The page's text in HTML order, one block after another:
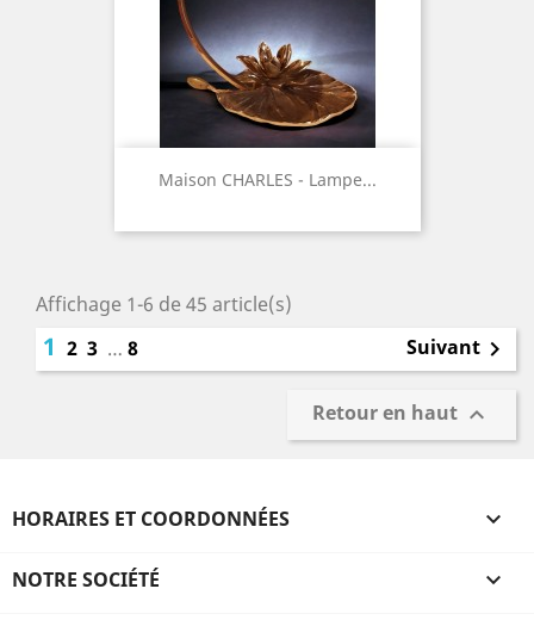
Maison CHARLES - Lampe...
Affichage 1-6 de 45 article(s)
1 2 3 … 8 Suivant 
Retour en haut 
HORAIRES ET COORDONNÉES 
NOTRE SOCIÉTÉ 